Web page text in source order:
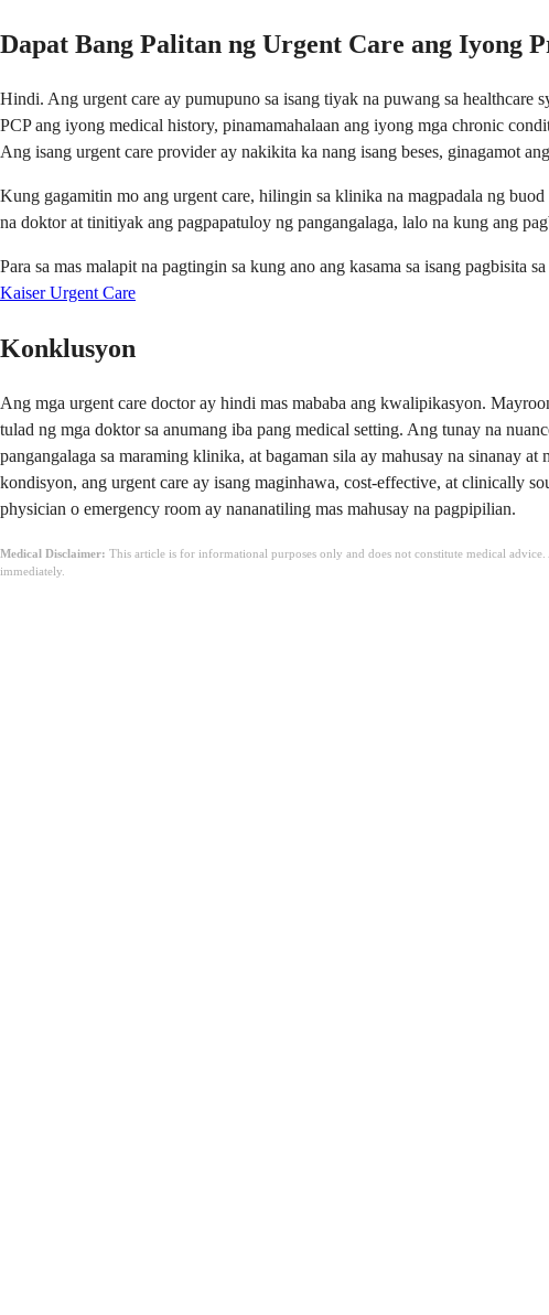
Dapat Bang Palitan ng Urgent Care ang Iyong
Hindi. Ang urgent care ay pumupuno sa isang tiyak na puwang sa
PCP ang iyong medical history, pinamamahalaan ang iyong mga chronic
Ang isang urgent care provider ay nakikita ka nang isang beses, ginagamot
Kung gagamitin mo ang urgent care, hilingin sa klinika na magpadala ng
na doktor at tinitiyak ang pagpapatuloy ng pangangalaga, lalo na kung ang
Para sa mas malapit na pagtingin sa kung ano ang kasama sa isang pagbisita
Kaiser Urgent Care
Konklusyon
Ang mga urgent care doctor ay hindi mas mababa ang kwalipikasyon.
tulad ng mga doktor sa anumang iba pang medical setting. Ang tunay na
pangangalaga sa maraming klinika, at bagaman sila ay mahusay na sinanay
kondisyon, ang urgent care ay isang maginhawa, cost-effective, at clinically
physician o emergency room ay nananatiling mas mahusay na pagpipilian.
Medical Disclaimer: This article is for informational purposes only and does not constitute medical
immediately.